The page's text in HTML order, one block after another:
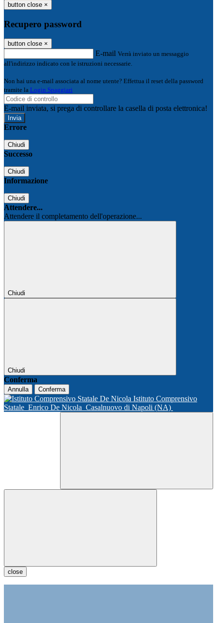
button close ×
Recupero password
button close ×
E-mail Verrà inviato un messaggio
all'indirizzo indicato con le istruzioni necessarie.
Non hai una e-mail associata al nome utente? Effettua il reset della password
tramite la Login Spaggiari
E-mail inviata, si prega di controllare la casella di posta elettronica!
Errore
Chiudi
Successo
Chiudi
Informazione
Chiudi
Attendere...
Attendere il completamento dell'operazione...
Chiudi
Chiudi
Conferma
Annulla Conferma
Istituto Comprensivo
Statale Enrico De Nicola Casalnuovo di Napoli (NA)
close